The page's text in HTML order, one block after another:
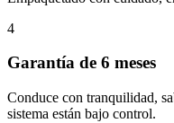
4
Garantía de 6 meses
Conduce con tranquilidad,
sistema están bajo control.